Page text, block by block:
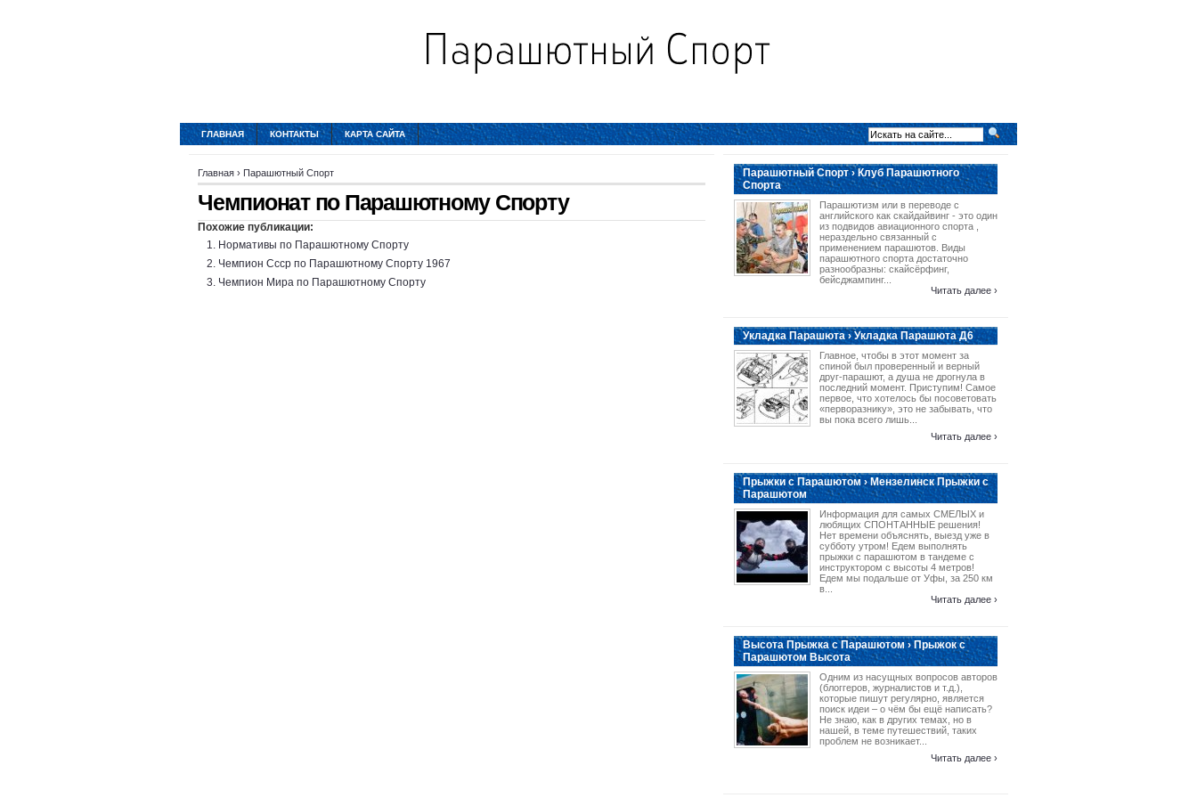
ГЛАВНАЯ КОНТАКТЫ КАРТА САЙТА
Главная › Парашютный Спорт
Чемпионат по Парашютному Спорту
Похожие публикации:
Нормативы по Парашютному Спорту
Чемпион Ссср по Парашютному Спорту 1967
Чемпион Мира по Парашютному Спорту
Парашютный Спорт › Клуб Парашютного
Спорта
Парашютизм или в переводе с
английского как скайдайвинг - это один
из подвидов авиационного спорта ,
нераздельно связанный с
применением парашютов. Виды
парашютного спорта достаточно
разнообразны: скайсёрфинг,
бейсджампинг...
Читать далее ›
Укладка Парашюта › Укладка Парашюта Д6
Главное, чтобы в этот момент за
спиной был проверенный и верный
друг-парашют, а душа не дрогнула в
последний момент. Приступим! Самое
первое, что хотелось бы посоветовать
«перворазнику», это не забывать, что
вы пока всего лишь...
Читать далее ›
Прыжки с Парашютом › Мензелинск Прыжки с
Парашютом
Информация для самых СМЕЛЫХ и
любящих СПОНТАННЫЕ решения!
Нет времени объяснять, выезд уже в
субботу утром! Едем выполнять
прыжки с парашютом в тандеме с
инструктором с высоты 4 метров!
Едем мы подальше от Уфы, за 250 км
в...
Читать далее ›
Высота Прыжка с Парашютом › Прыжок с
Парашютом Высота
Одним из насущных вопросов авторов
(блоггеров, журналистов и т.д.),
которые пишут регулярно, является
поиск идеи – о чём бы ещё написать?
Не знаю, как в других темах, но в
нашей, в теме путешествий, таких
проблем не возникает...
Читать далее ›